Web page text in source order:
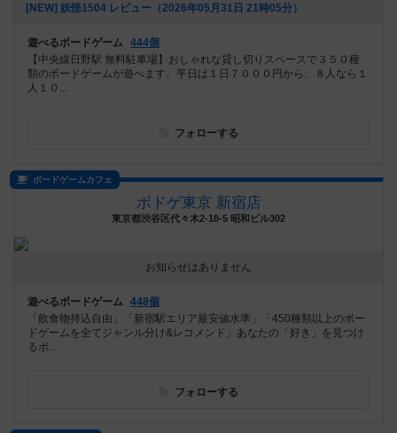
[NEW] 妖怪1504 レビュー（2026年05月31日 21時05分）
遊べるボードゲーム 444個
【中央線日野駅 無料駐車場】おしゃれな貸し切りスペースで３５０種
類のボードゲームが遊べます。平日は１日７０００円から、８人なら１
人１０...
フォローする
ボードゲームカフェ
ボドゲ東京 新宿店
東京都渋谷区代々木2-18-5 昭和ビル302
お知らせはありません
遊べるボードゲーム 448個
「飲食物持込自由」「新宿駅エリア最安値水準」「450種類以上のボー
ドゲームを全てジャンル分け&レコメンド」あなたの「好き」を見つけ
るボ...
フォローする